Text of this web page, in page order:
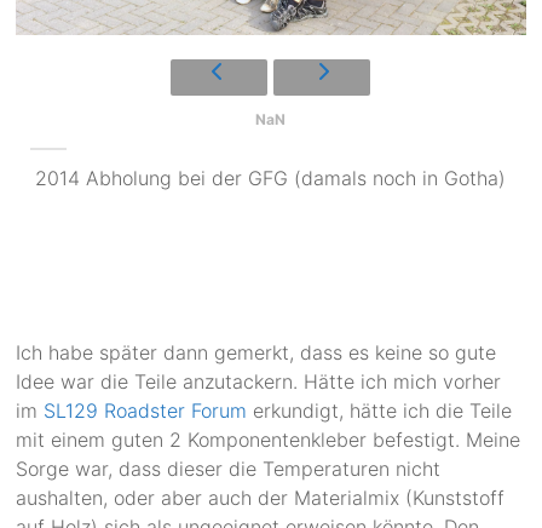
NaN
2014 Abholung bei der GFG (damals noch in Gotha)
Ich habe später dann gemerkt, dass es keine so gute
Idee war die Teile anzutackern. Hätte ich mich vorher
im SL129 Roadster Forum erkundigt, hätte ich die Teile
mit einem guten 2 Komponentenkleber befestigt. Meine
Sorge war, dass dieser die Temperaturen nicht
aushalten, oder aber auch der Materialmix (Kunststoff